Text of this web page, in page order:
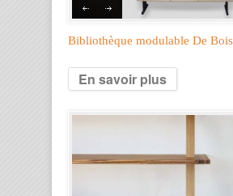
Bibliothèque modulable De
En savoir plus